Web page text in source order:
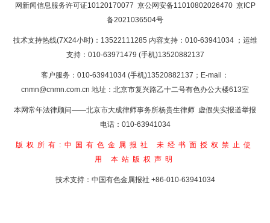
网新闻信息服务许可证10120170077 京公网安备11010802026470 京ICP
备2021036504号
技术支持热线(7X24小时)：13522111285 内容支持：010-63941034 ；运维
支持：010-63971479 (手机)13520882137
客户服务：010-63941034 (手机)13520882137；E-mail：
cnmn@cnmn.com.cn 地址：北京市复兴路乙十二号有色办公大楼613室
本网常年法律顾问——北京市大成律师事务所杨贵生律师 虚假失实报道举报
电话：010-63941034
版权所有:中国有色金属报社
未经书面授权禁止使
用 本站版权声明
技术支持：中国有色金属报社 +86-010-63941034